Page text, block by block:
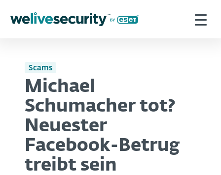
Scams
Michael
Schumacher tot?
Neuester
Facebook-Betrug
treibt sein